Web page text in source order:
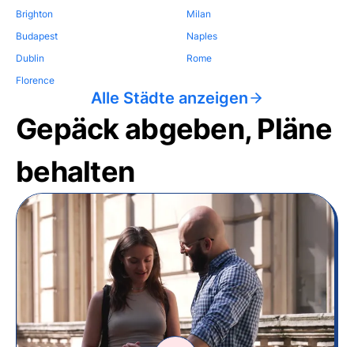
Brighton
Budapest
Dublin
Florence
Milan
Naples
Rome
Alle Städte anzeigen
Gepäck abgeben, Pläne
behalten